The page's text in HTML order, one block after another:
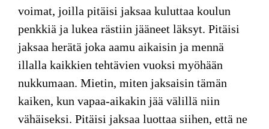
voimat, joilla pitäisi jaksaa kuluttaa koulun
penkkiä ja lukea rästiin jääneet läksyt. Pitäisi
jaksaa herätä joka aamu aikaisin ja mennä
illalla kaikkien tehtävien vuoksi myöhään
nukkumaan. Mietin, miten jaksaisin tämän
kaiken, kun vapaa-aikakin jää välillä niin
vähäiseksi. Pitäisi jaksaa luottaa siihen, että ne